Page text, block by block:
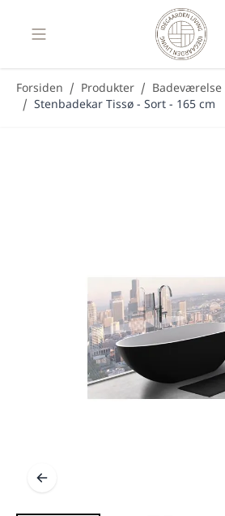
Forsiden / Produkter / Badeværelse
/ Stenbadekar Tissø - Sort - 165 cm